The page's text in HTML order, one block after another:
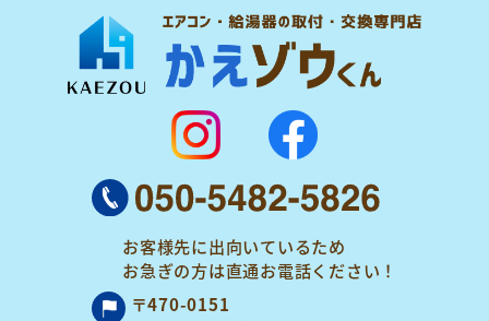
お客様先に出向いているため
お急ぎの方は直通お電話ください！
〒470-0151